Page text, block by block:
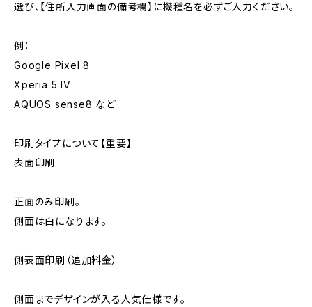
選び、【住所入力画面の備考欄】に機種名を必ずご入力ください。
例：
Google Pixel 8
Xperia 5 IV
AQUOS sense8 など
印刷タイプについて【重要】
表面印刷
正面のみ印刷。
側面は白になります。
側表面印刷（追加料金）
側面までデザインが入る人気仕様です。